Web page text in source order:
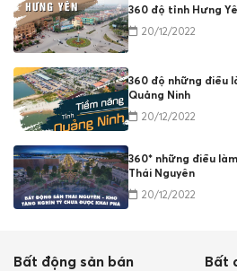
360 độ tỉnh Hưng
20/12/2022
360 độ những điều
Quảng Ninh
20/12/2022
360* những điều
Thái Nguyên
20/12/2022
Bất động sản bán Bất